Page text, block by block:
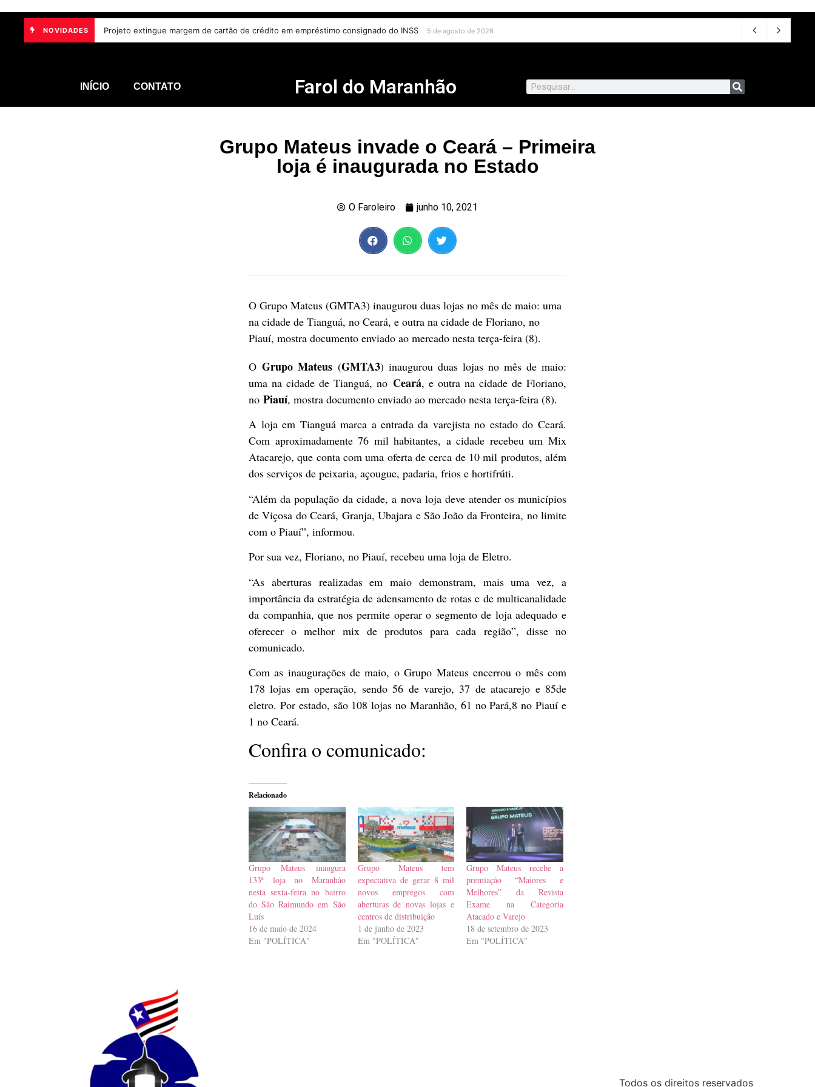
NOVIDADES Projeto extingue margem de cartão de crédito em empréstimo consignado do INSS 5 de agosto de 2026
INÍCIO CONTATO Farol do Maranhão
Grupo Mateus invade o Ceará – Primeira
loja é inaugurada no Estado
O Faroleiro junho 10, 2021
O Grupo Mateus (GMTA3) inaugurou duas lojas no mês de maio: uma
na cidade de Tianguá, no Ceará, e outra na cidade de Floriano, no
Piauí, mostra documento enviado ao mercado nesta terça-feira (8).
O Grupo Mateus (GMTA3) inaugurou duas lojas no mês de maio:
uma na cidade de Tianguá, no Ceará, e outra na cidade de Floriano,
no Piauí, mostra documento enviado ao mercado nesta terça-feira (8).
A loja em Tianguá marca a entrada da varejista no estado do Ceará.
Com aproximadamente 76 mil habitantes, a cidade recebeu um Mix
Atacarejo, que conta com uma oferta de cerca de 10 mil produtos, além
dos serviços de peixaria, açougue, padaria, frios e hortifrúti.
“Além da população da cidade, a nova loja deve atender os municípios
de Viçosa do Ceará, Granja, Ubajara e São João da Fronteira, no limite
com o Piauí”, informou.
Por sua vez, Floriano, no Piauí, recebeu uma loja de Eletro.
“As aberturas realizadas em maio demonstram, mais uma vez, a
importância da estratégia de adensamento de rotas e de multicanalidade
da companhia, que nos permite operar o segmento de loja adequado e
oferecer o melhor mix de produtos para cada região”, disse no
comunicado.
Com as inaugurações de maio, o Grupo Mateus encerrou o mês com
178 lojas em operação, sendo 56 de varejo, 37 de atacarejo e 85de
eletro. Por estado, são 108 lojas no Maranhão, 61 no Pará,8 no Piauí e
1 no Ceará.
Confira o comunicado:
Relacionado
Grupo Mateus inaugura
133ª loja no Maranhão
nesta sexta-feira no bairro
do São Raimundo em São
Luís
16 de maio de 2024
Em "POLÍTICA"
Grupo Mateus tem
expectativa de gerar 8 mil
novos empregos com
aberturas de novas lojas e
centros de distribuição
1 de junho de 2023
Em "POLÍTICA"
Grupo Mateus recebe a
premiação “Maiores e
Melhores” da Revista
Exame na Categoria
Atacado e Varejo
18 de setembro de 2023
Em "POLÍTICA"
Todos os direitos reservados